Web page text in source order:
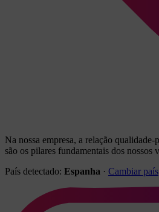
Na nossa empresa, a relação
são os pilares fundamentais dos nossos
País detectado: Espanha · Cambiar país